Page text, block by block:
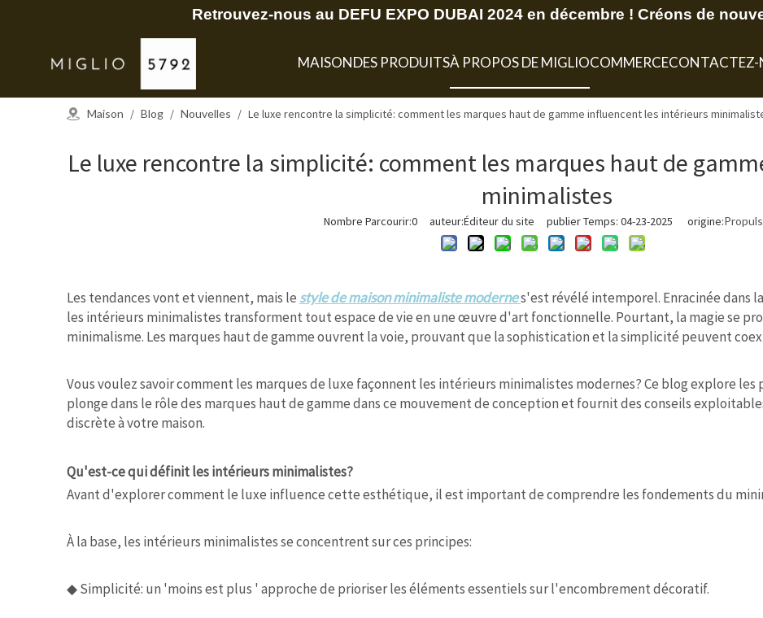
Retrouvez-nous au DEFU EXPO DUBAI 2024 en décembre ! Créons de
MAISONDES PRODUITSÀ PROPOS DE MIGLIOCOMMERCECONTACTEZ-
Maison / Blog / Nouvelles / Le luxe rencontre la simplicité: comment les marques haut de gamme influencent les intérieurs
Le luxe rencontre la simplicité: comment les marques haut de
minimalistes
Nombre Parcourir:0 auteur:Éditeur du site publier Temps: 04-23-2025 origine:
Les tendances vont et viennent, mais le style de maison minimaliste modernes'est révélé intemporel. Enracinée
les intérieurs minimalistes transforment tout espace de vie en une œuvre d'art fonctionnelle. Pourtant, la magie se
minimalisme. Les marques haut de gamme ouvrent la voie, prouvant que la sophistication et la simplicité peuvent
Vous voulez savoir comment les marques de luxe façonnent les intérieurs minimalistes modernes? Ce blog explore
plonge dans le rôle des marques haut de gamme dans ce mouvement de conception et fournit des conseils
discrète à votre maison.
Qu'est-ce qui définit les intérieurs minimalistes?
Avant d'explorer comment le luxe influence cette esthétique, il est important de comprendre les fondements du
À la base, les intérieurs minimalistes se concentrent sur ces principes:
◆ Simplicité: un 'moins est plus ' approche de prioriser les éléments essentiels sur l'encombrement décoratif.